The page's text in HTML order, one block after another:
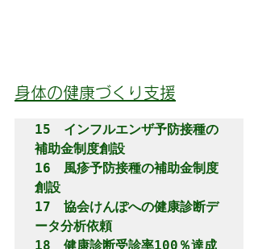
身体の健康づくり支援
15　インフルエンザ予防接種の
補助金制度創設
16　風疹予防接種の補助金制度
創設
17　協会けんぽへの健康診断デ
ータ分析依頼
18　健康診断受診率100％達成